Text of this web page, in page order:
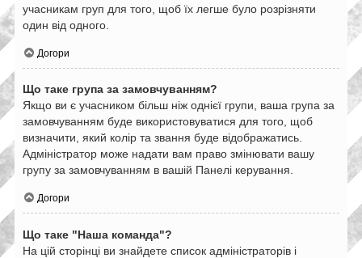
учасникам груп для того, щоб їх легше було розрізняти
один від одного.
Догори
Що таке група за замовчуванням?
Якщо ви є учасником більш ніж однієї групи, ваша група за
замовчуванням буде використовуватися для того, щоб
визначити, який колір та звання буде відображатись.
Адміністратор може надати вам право змінювати вашу
групу за замовчуванням в вашій Панелі керування.
Догори
Що таке "Наша команда"?
На цій сторінці ви знайдете список адміністраторів і